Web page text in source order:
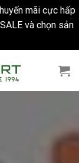
mãi cực hấp
và chọn sản